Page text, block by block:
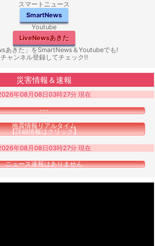
スマートニュース
SmartNews
Youtube
LiveNewsあきた
あきた」をSmartNews＆Youtubeでも!
チャンネル登録してチェック!!
災害情報＆速報
年08月08日03時27分 現在
---
地震情報リアルタイム
【詳細情報はクリック】
年08月08日03時27分 現在
ニュース速報はありません